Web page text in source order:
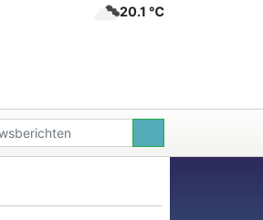
20.1 ℃